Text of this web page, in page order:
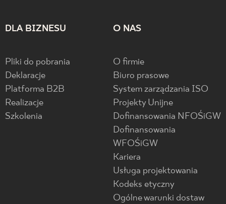
DLA BIZNESU
Pliki do pobrania
Deklaracje
Platforma B2B
Realizacje
Szkolenia
O NAS
O firmie
Biuro prasowe
System zarządzania ISO
Projekty Unijne
Dofinansowania NFOŚiGW
Dofinansowania
WFOŚiGW
Kariera
Usługa projektowania
Kodeks etyczny
Ogólne warunki dostaw